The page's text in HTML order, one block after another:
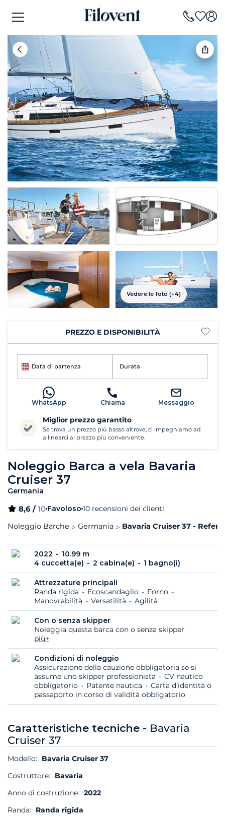
Vedere le foto (+4)
Noleggio Barca a vela Bavaria
Cruiser 37
Germania
8,6 /10 Favoloso 10 recensioni dei clienti
Noleggio Barche
Germania Bavaria Cruiser 37 -
2022
10.99 m
4 cuccetta(e)
2 cabina(e) 1 bagno(i)
Attrezzature principali
Randa rigida
Ecoscandaglio
Forno
Manovrabilità
Versatilità Agilità
Con o senza skipper
Noleggia questa barca con o senza skipper
più+
Condizioni di noleggio
Assicurazione della cauzione obbligatoria se si
assume uno skipper professionista
CV nautico
obbligatorio
Patente nautica
Carta d'identità o
passaporto in corso di validità obbligatorio
Caratteristiche tecniche - Bavaria
Cruiser 37
Modello: Bavaria Cruiser 37
Costruttore: Bavaria
Anno di costruzione: 2022
Randa: Randa rigida
PREZZO E DISPONIBILITÀ
Data di partenza Durata
WhatsApp Chiama Messaggio
Miglior prezzo garantito
Se trova un prezzo più basso altrove, ci impegniamo ad
allinearci al prezzo più conveniente.